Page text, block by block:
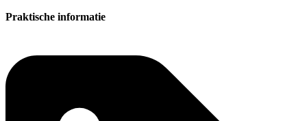
Praktische informatie